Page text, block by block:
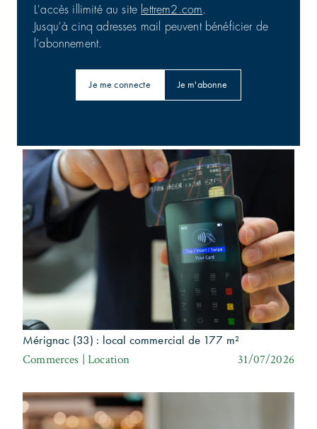
L'accès illimité au site lettrem2.com.
Jusqu'à cinq adresses mail peuvent bénéficier de
l’abonnement.
Je me connecte Je m'abonne
Barings : 56 800 m² en Australie
Mérignac (33) : local commercial de 177 m²
Commerces | Location 31/07/2026